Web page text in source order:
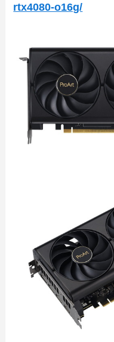
rtx4080-o16g/